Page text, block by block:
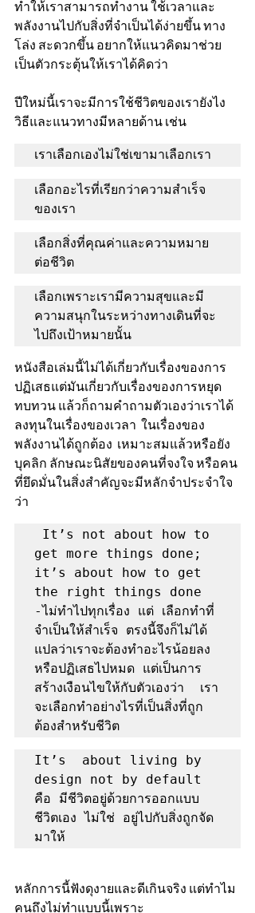
ทำให้เราสามารถทำงาน ใช้เวลาและ
พลังงานไปกับสิ่งที่จำเป็นได้ง่ายขึ้น ทาง
โล่ง สะดวกขึ้น อยากให้แนวคิดมาช่วย
เป็นตัวกระตุ้นให้เราได้คิดว่า
ปีใหม่นี้เราจะมีการใช้ชีวิตของเรายังไง
วิธีและแนวทางมีหลายด้าน เช่น
เราเลือกเองไม่ใช่เขามาเลือกเรา
เลือกอะไรที่เรียกว่าความสำเร็จ
ของเรา
เลือกสิ่งที่คุณค่าและความหมาย
ต่อชีวิต
เลือกเพราะเรามีความสุขและมี
ความสนุกในระหว่างทางเดินที่จะ
ไปถึงเป้าหมายนั้น
หนังสือเล่มนี้ไม่ได้เกี่ยวกับเรื่องของการ
ปฏิเสธแต่มันเกี่ยวกับเรื่องของการหยุด
ทบทวน แล้วก็ถามคำถามตัวเองว่าเราได้
ลงทุนในเรื่องของเวลา  ในเรื่องของ
พลังงานได้ถูกต้อง  เหมาะสมแล้วหรือยัง
บุคลิก ลักษณะนิสัยของคนที่จงใจ หรือคน
ที่ยึดมั่นในสิ่งสำคัญจะมีหลักจำประจำใจ
ว่า
It’s not about how to
get more things done;
it’s about how to get
the right things done
-ไม่ทำไปทุกเรื่อง แต่ เลือกทำที่
จำเป็นให้สำเร็จ ตรงนี้จึงก็ไม่ได้
แปลว่าเราจะต้องทำอะไรน้อยลง
หรือปฏิเสธไปหมด แต่เป็นการ
สร้างเงือนไขให้กับตัวเองว่า  เรา
จะเลือกทำอย่างไรที่เป็นสิ่งที่ถูก
ต้องสำหรับชีวิต
It’s  about living by
design not by default
คือ มีชีวิตอยู่ด้วยการออกแบบ
ชีวิตเอง ไม่ใช่ อยู่ไปกับสิ่งถูกจัด
มาให้
หลักการนี้ฟังดุงายและดีเกินจริง แต่ทำไม
คนถึงไม่ทำแบบนี้เพราะ